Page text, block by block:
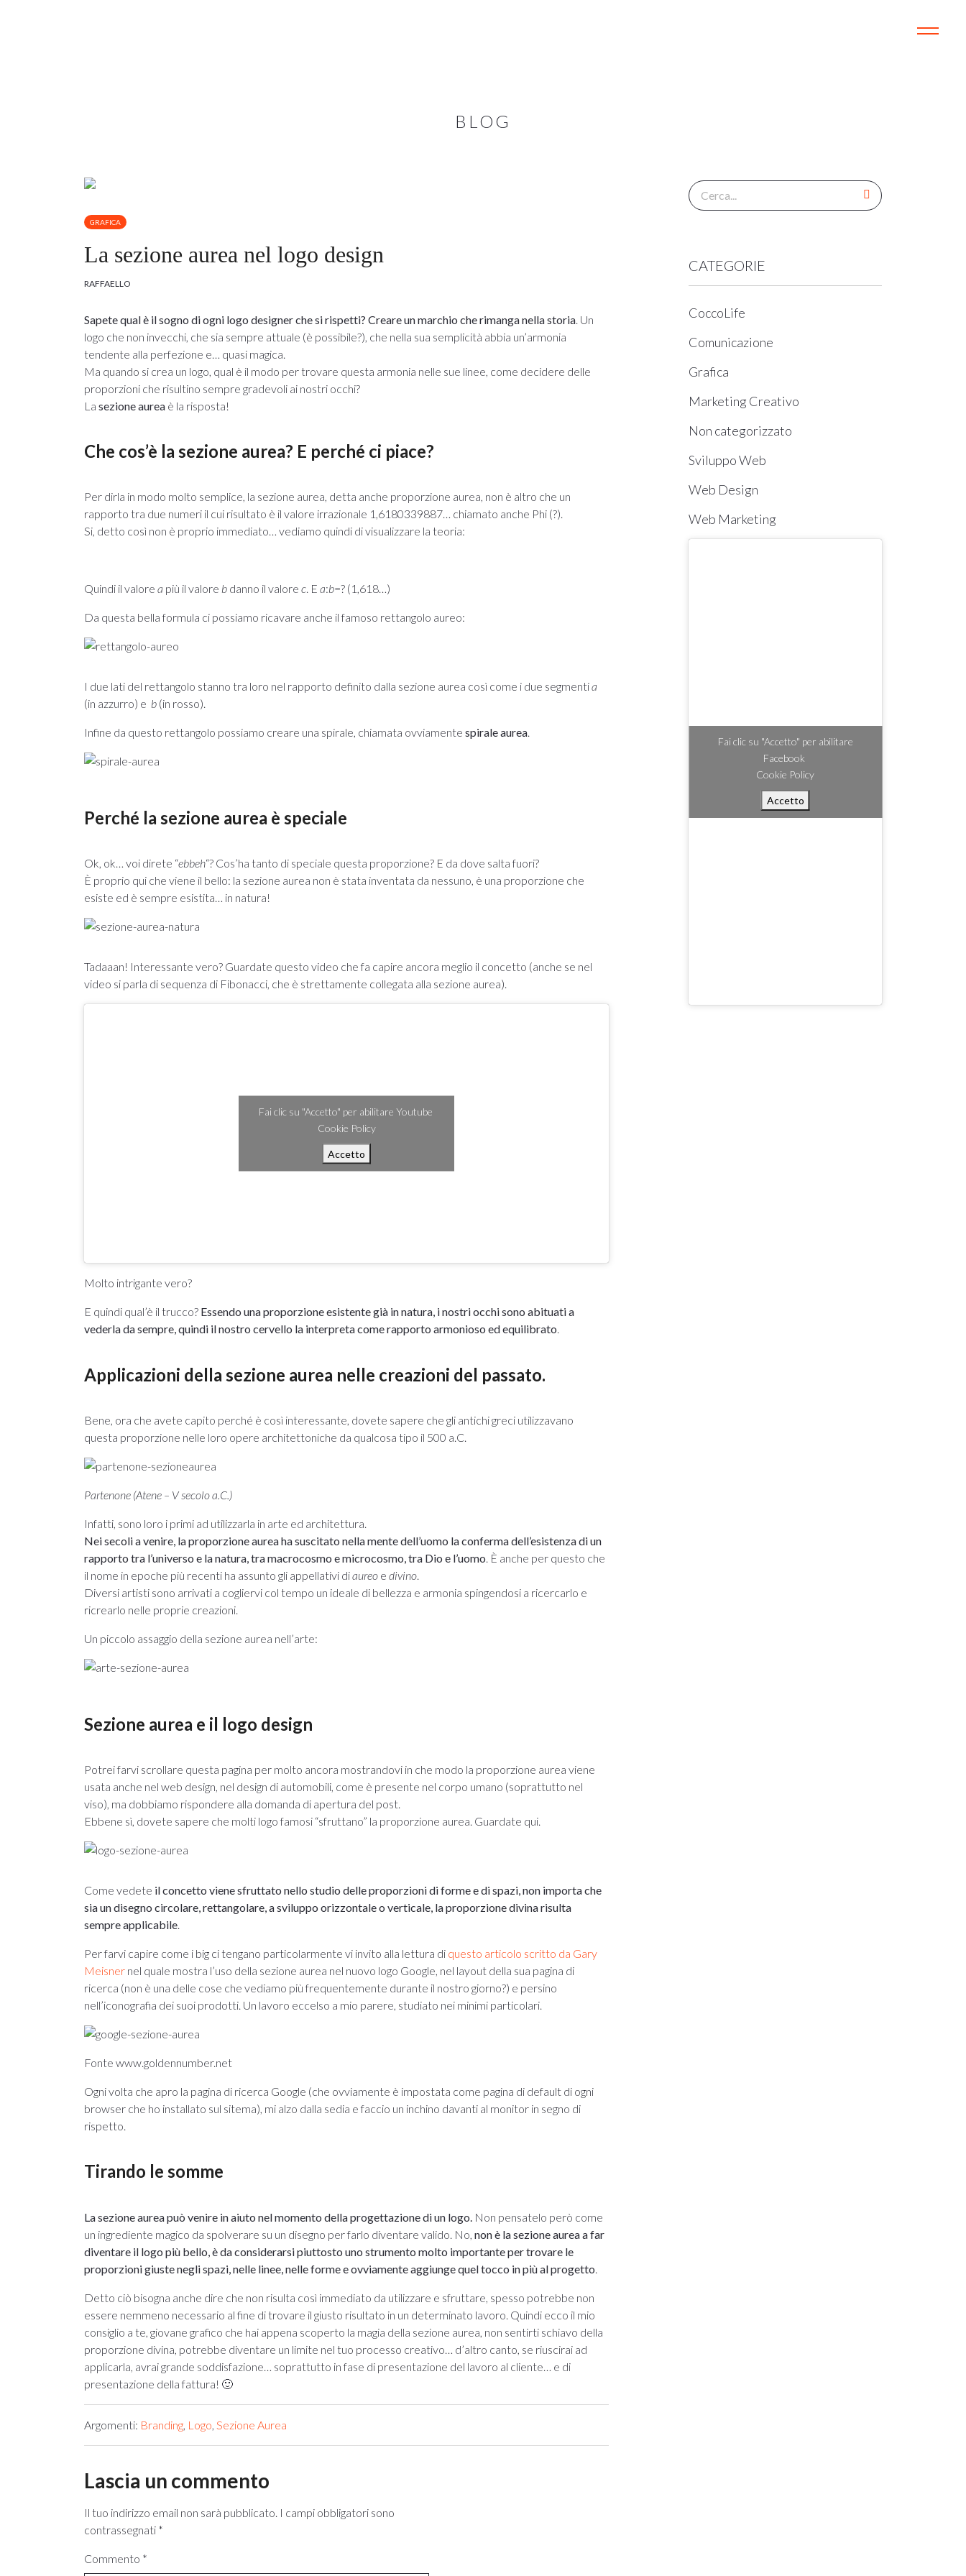
BLOG
GRAFICA
La sezione aurea nel logo design
RAFFAELLO
Sapete qual è il sogno di ogni logo designer che si rispetti? Creare un marchio che rimanga nella storia . Un
logo che non invecchi, che sia sempre attuale (è possibile?), che nella sua semplicità abbia un’armonia
tendente alla perfezione e… quasi magica.
Ma quando si crea un logo, qual è il modo per trovare questa armonia nelle sue linee, come decidere delle
proporzioni che risultino sempre gradevoli ai nostri occhi?
La sezione aurea è la risposta!
Che cos’è la sezione aurea? E perché ci piace?
Per dirla in modo molto semplice, la sezione aurea, detta anche proporzione aurea, non è altro che un
rapporto tra due numeri il cui risultato è il valore irrazionale 1,6180339887… chiamato anche Phi (?).
Si, detto così non è proprio immediato… vediamo quindi di visualizzare la teoria:
Quindi il valore a più il valore b danno il valore c. E a:b=? (1,618…)
Da questa bella formula ci possiamo ricavare anche il famoso rettangolo aureo:
I due lati del rettangolo stanno tra loro nel rapporto definito dalla sezione aurea così come i due segmentia
(in azzurro) e b (in rosso).
Infine da questo rettangolo possiamo creare una spirale, chiamata ovviamente spirale aurea.
Perché la sezione aurea è speciale
Ok, ok… voi direte “ebbeh“? Cos’ha tanto di speciale questa proporzione? E da dove salta fuori?
È proprio qui che viene il bello: la sezione aurea non è stata inventata da nessuno, è una proporzione che
esiste ed è sempre esistita… in natura!
Tadaaan! Interessante vero? Guardate questo video che fa capire ancora meglio il concetto (anche se nel
video si parla di sequenza di Fibonacci, che è strettamente collegata alla sezione aurea).
Fai clic su "Accetto" per abilitare Youtube
Cookie Policy
Accetto
Molto intrigante vero?
E quindi qual’è il trucco? Essendo una proporzione esistente già in natura, i nostri occhi sono abituati a
vederla da sempre, quindi il nostro cervello la interpreta come rapporto armonioso ed equilibrato.
Applicazioni della sezione aurea nelle creazioni del passato.
Bene, ora che avete capito perché è così interessante, dovete sapere che gli antichi greci utilizzavano
questa proporzione nelle loro opere architettoniche da qualcosa tipo il 500 a.C.
Partenone (Atene – V secolo a.C.)
Infatti, sono loro i primi ad utilizzarla in arte ed architettura.
Nei secoli a venire, la proporzione aurea ha suscitato nella mente dell’uomo la conferma dell’esistenza di un
rapporto tra l’universo e la natura, tra macrocosmo e microcosmo, tra Dio e l’uomo . È anche per questo che
il nome in epoche più recenti ha assunto gli appellativi diaureo e divino
Diversi artisti sono arrivati a cogliervi col tempo un ideale di bellezza e armonia spingendosi a ricercarlo e
ricrearlo nelle proprie creazioni.
Un piccolo assaggio della sezione aurea nell’arte:
Sezione aurea e il logo design
Potrei farvi scrollare questa pagina per molto ancora mostrandovi in che modo la proporzione aurea viene
usata anche nel web design, nel design di automobili, come è presente nel corpo umano (soprattutto nel
viso), ma dobbiamo rispondere alla domanda di apertura del post.
Ebbene sì, dovete sapere che molti logo famosi “sfruttano” la proporzione aurea. Guardate qui.
Come vedete il concetto viene sfruttato nello studio delle proporzioni di forme e di spazi, non importa che
sia un disegno circolare, rettangolare, a sviluppo orizzontale o verticale, la proporzione divina risulta
sempre applicabile.
Per farvi capire come i big ci tengano particolarmente vi invito alla lettura di questo articolo scritto da Gary
Meisner nel quale mostra l’uso della sezione aurea nel nuovo logo Google, nel layout della sua pagina di
ricerca (non è una delle cose che vediamo più frequentemente durante il nostro giorno?) e persino
nell’iconografia dei suoi prodotti. Un lavoro eccelso a mio parere, studiato nei minimi particolari.
Fonte www.goldennumber.net
Ogni volta che apro la pagina di ricerca Google (che ovviamente è impostata come pagina di default di ogni
browser che ho installato sul sitema), mi alzo dalla sedia e faccio un inchino davanti al monitor in segno di
rispetto.
Tirando le somme
La sezione aurea può venire in aiuto nel momento della progettazione di un logo. Non pensatelo però come
un ingrediente magico da spolverare su un disegno per farlo diventare valido. No, non è la sezione aurea a far
diventare il logo più bello, è da considerarsi piuttosto uno strumento molto importante per trovare le
proporzioni giuste negli spazi, nelle linee, nelle forme e ovviamente aggiunge quel tocco in più al progetto
Detto ciò bisogna anche dire che non risulta così immediato da utilizzare e sfruttare, spesso potrebbe non
essere nemmeno necessario al fine di trovare il giusto risultato in un determinato lavoro. Quindi ecco il mio
consiglio a te, giovane grafico che hai appena scoperto la magia della sezione aurea, non sentirti schiavo della
proporzione divina, potrebbe diventare un limite nel tuo processo creativo… d’altro canto, se riuscirai ad
applicarla, avrai grande soddisfazione… soprattutto in fase di presentazione del lavoro al cliente… e di
presentazione della fattura! 🙂
Argomenti: Branding Logo Sezione Aurea
Lascia un commento
Il tuo indirizzo email non sarà pubblicato. I campi obbligatori sono
contrassegnati *
Commento *
CATEGORIE
CoccoLife
Comunicazione
Grafica
Marketing Creativo
Non categorizzato
Sviluppo Web
Web Design
Web Marketing
Fai clic su "Accetto" per abilitare
Facebook
Cookie Policy
Accetto